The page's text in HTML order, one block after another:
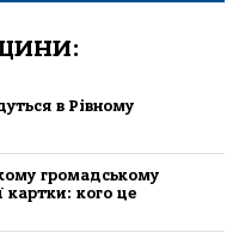
в Рівному
громадському
картки: кого це